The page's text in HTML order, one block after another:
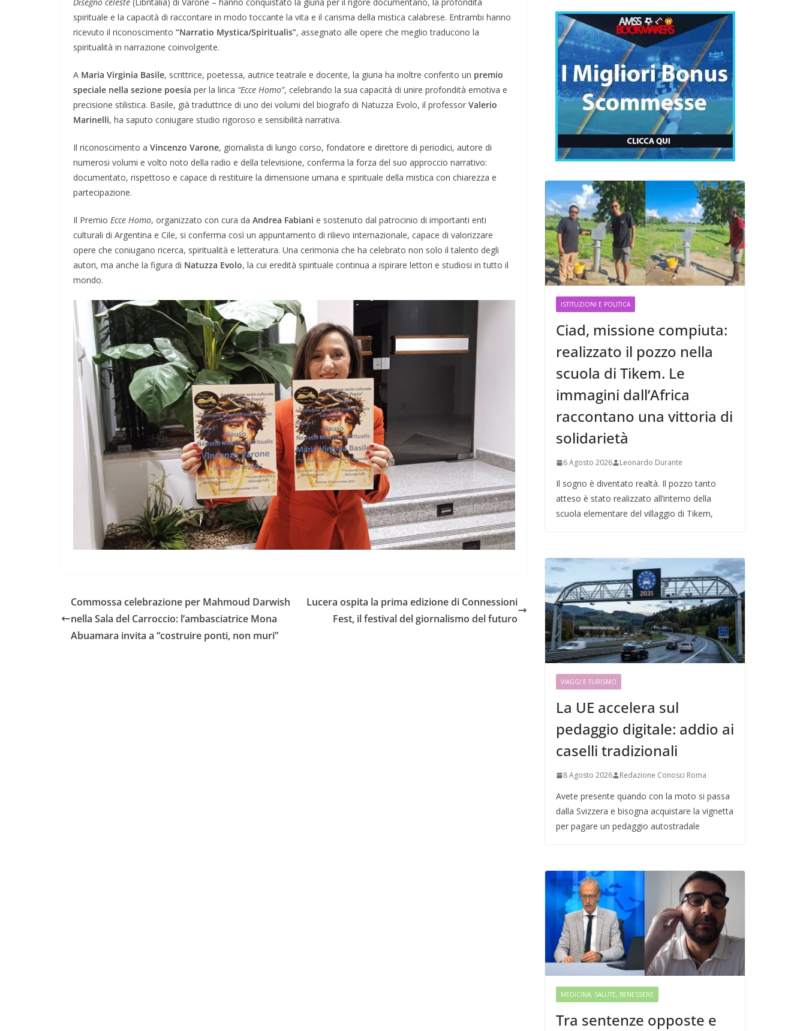
Disegno celeste (Libritalia) di Varone – hanno conquistato la giuria per il rigore documentario, la profondità
spirituale e la capacità di raccontare in modo toccante la vita e il carisma della mistica calabrese. Entrambi hanno
ricevuto il riconoscimento “Narratio Mystica/Spiritualis”, assegnato alle opere che meglio traducono la
spiritualità in narrazione coinvolgente.
A Maria Virginia Basile, scrittrice, poetessa, autrice teatrale e docente, la giuria ha inoltre conferito un premio
speciale nella sezione poesia per la lirica “Ecce Homo”, celebrando la sua capacità di unire profondità emotiva e
precisione stilistica. Basile, già traduttrice di uno dei volumi del biografo di Natuzza Evolo, il professor Valerio
Marinelli, ha saputo coniugare studio rigoroso e sensibilità narrativa.
Il riconoscimento a Vincenzo Varone, giornalista di lungo corso, fondatore e direttore di periodici, autore di
numerosi volumi e volto noto della radio e della televisione, conferma la forza del suo approccio narrativo:
documentato, rispettoso e capace di restituire la dimensione umana e spirituale della mistica con chiarezza e
partecipazione.
Il Premio Ecce Homo, organizzato con cura da Andrea Fabiani e sostenuto dal patrocinio di importanti enti
culturali di Argentina e Cile, si conferma così un appuntamento di rilievo internazionale, capace di valorizzare
opere che coniugano ricerca, spiritualità e letteratura. Una cerimonia che ha celebrato non solo il talento degli
autori, ma anche la figura di Natuzza Evolo, la cui eredità spirituale continua a ispirare lettori e studiosi in tutto il
mondo.
Commossa celebrazione per Mahmoud Darwish
nella Sala del Carroccio: l’ambasciatrice Mona
Abuamara invita a “costruire ponti, non muri”
Lucera ospita la prima edizione di Connessioni
Fest, il festival del giornalismo del futuro
ISTITUZIONI E POLITICA
Ciad, missione compiuta:
realizzato il pozzo nella
scuola di Tikem. Le
immagini dall’Africa
raccontano una vittoria di
solidarietà
6 Agosto 2026 Leonardo Durante
Il sogno è diventato realtà. Il pozzo tanto
atteso è stato realizzato all’interno della
scuola elementare del villaggio di Tikem,
VIAGGI E TURISMO
La UE accelera sul
pedaggio digitale: addio ai
caselli tradizionali
8 Agosto 2026 Redazione Conosci Roma
Avete presente quando con la moto si passa
dalla Svizzera e bisogna acquistare la vignetta
per pagare un pedaggio autostradale
MEDICINA, SALUTE, BENESSERE
Tra sentenze opposte e